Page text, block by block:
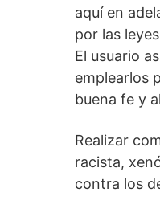
aquí en
por las
El usuario
emplearlos
buena fe y
Realizar
racista,
contra los